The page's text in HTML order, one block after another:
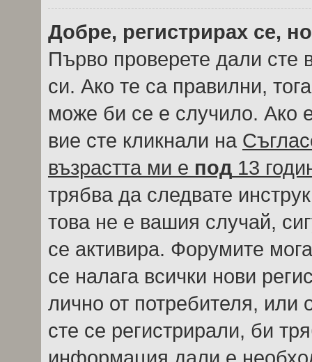
Добре, регистрирах се,
Първо проверете дали сте
си. Ако те са правилни,
може би се е случило. Ако
вие сте кликнали на
възрастта ми е под 13
трябва да следвате
това не е вашия случай,
се активира. Форумите
се налага всички нови
лично от потребителя, или
сте се регистрирали, би